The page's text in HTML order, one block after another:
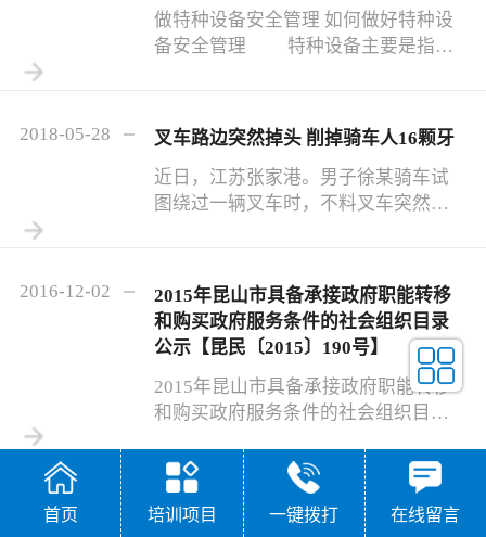
做特种设备安全管理 如何做好特种设
备安全管理 特种设备主要是指涉
械、客运索道、大型游乐设施、厂 ( 场
) 内专用机动车辆等。近些年来 , 随着
各地经济的快速发展，特种设备的使
用数量日渐增多，由于特种设备危险
作为特种设备使用单位是履行安全责
任的主体，更加应该重视和加强特种
设备的安全管理工作。 一、特种
设备管理目前存在的主要问题 1 、企
业对特种
2018-05-28
叉车路边突然掉头 削掉骑车人16颗牙
近日，江苏张家港。男子徐某骑车试
图绕过一辆叉车时，不料叉车突然转
体多处骨折。
2016-12-02
2015年昆山市具备承接政府职能转移
和购买政府服务条件的社会组织目录
公示【昆民〔2015〕190号】
2015年昆山市具备承接政府职能转移
和购买政府服务条件的社会组织目录
2016-12-02
昆山市2016年度社会组织等级评估结
果公示[2016年11月30日]
首页 培训项目 一键拨打 在线留言